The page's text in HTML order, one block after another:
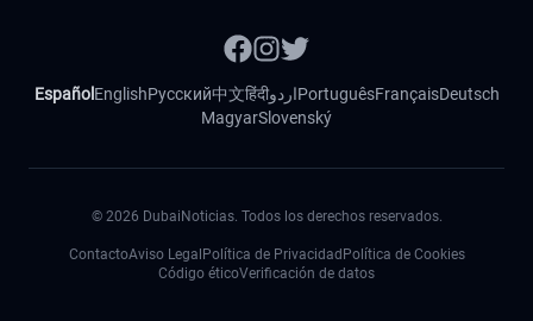
Español EnglishРусский中文हिंदीاردوPortuguêsFrançaisDeutsch
MagyarSlovenský
© 2026 DubaiNoticias. Todos los derechos reservados.
ContactoAviso Legal Política de Privacidad Política de Cookies
Código éticoVerificación de datos